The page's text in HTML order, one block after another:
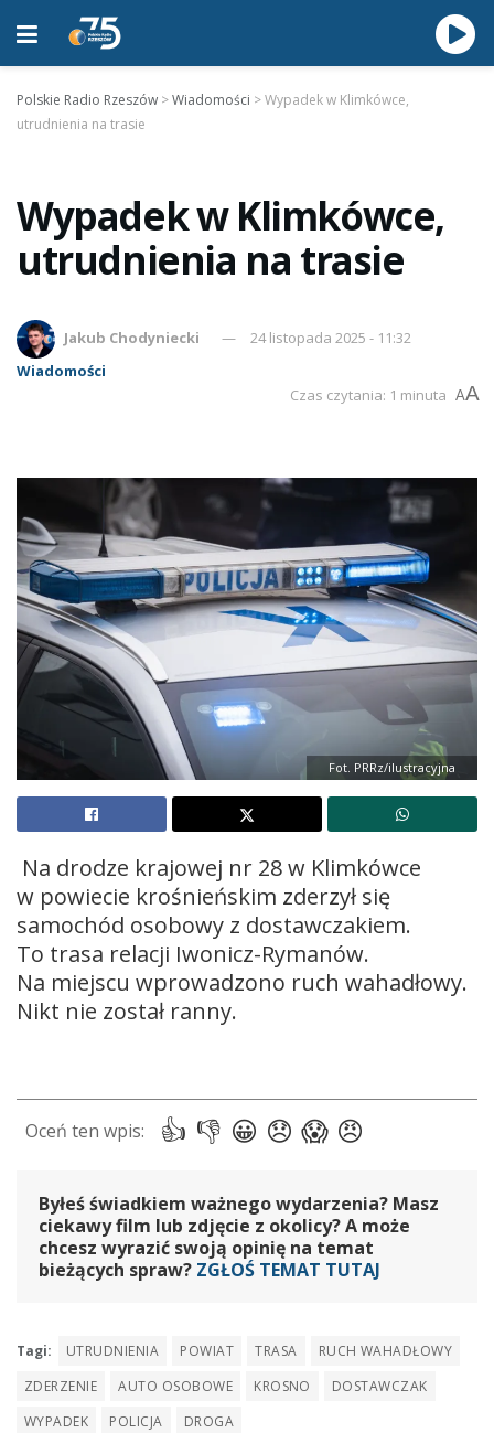
Polskie Radio Rzeszów >Wiadomości >Wypadek w Klimkówce,
utrudnienia na trasie
Wypadek w Klimkówce,
utrudnienia na trasie
Jakub Chodyniecki
24 listopada 2025 - 11:32
Wiadomości
Czas czytania: 1 minuta AA
Fot. PRRz/ilustracyjna
Na drodze krajowej nr 28 w Klimkówce
w powiecie krośnieńskim zderzył się
samochód osobowy z dostawczakiem.
To trasa relacji Iwonicz-Rymanów.
Na miejscu wprowadzono ruch wahadłowy.
Nikt nie został ranny.
Byłeś świadkiem ważnego wydarzenia? Masz
ciekawy film lub zdjęcie z okolicy? A może
chcesz wyrazić swoją opinię na temat
bieżących spraw? ZGŁOŚ TEMAT TUTAJ
Tagi: UTRUDNIENIA POWIAT TRASA
RUCH WAHADŁOWY
ZDERZENIE
AUTO OSOBOWE KROSNO
DOSTAWCZAK
WYPADEK
POLICJA DROGA